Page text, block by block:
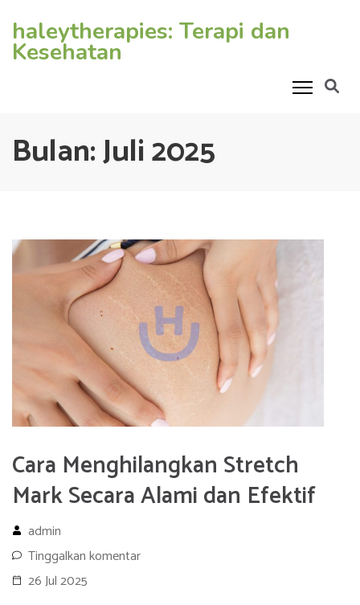
konten
haleytherapies: Terapi dan
Kesehatan
Bulan:Juli 2025
Cara Menghilangkan Stretch
Mark Secara Alami dan Efektif
admin
Tinggalkan komentar
26 Jul 2025